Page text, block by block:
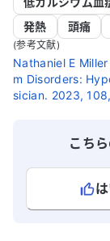
発熱
頭痛
(参考文献)
Nathaniel E
m Disorders:
sician. 2023,
こち